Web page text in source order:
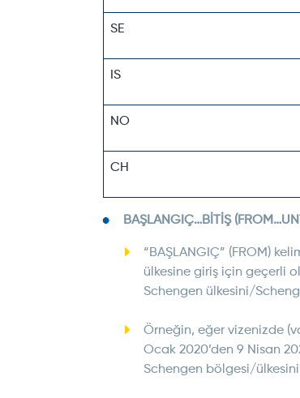
SE
IS
NO
CH
BAŞLANGIÇ…BİTİŞ
“BAŞLANGIÇ” (FROM)
ülkesine giriş için geçerli
Schengen ülkesini/
Örneğin, eğer vizenizde
Ocak 2020’den 9 Nisan
Schengen bölgesi/